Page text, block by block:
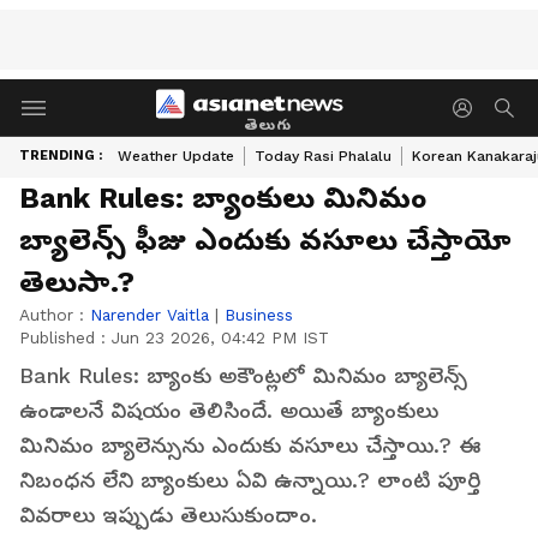
తెలుగు
TRENDING : Weather Update Today Rasi Phalalu Korean
Bank Rules: బ్యాంకులు మినిమం
బ్యాలెన్స్ ఫీజు ఎందుకు వసూలు చేస్తాయో
తెలుసా.?
Author : Narender Vaitla | Business
Published : Jun 23 2026, 04:42 PM IST
Bank Rules: బ్యాంకు అకౌంట్ల‌లో మినిమం బ్యాలెన్స్
ఉండాల‌నే విష‌యం తెలిసిందే. అయితే బ్యాంకులు
మినిమం బ్యాలెన్సును ఎందుకు వ‌సూలు చేస్తాయి.? ఈ
నిబంధ‌న లేని బ్యాంకులు ఏవి ఉన్నాయి.? లాంటి పూర్తి
వివ‌రాలు ఇప్పుడు తెలుసుకుందాం.